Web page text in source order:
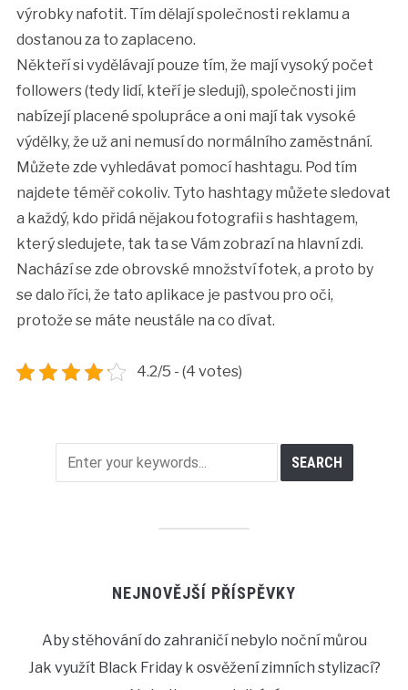
výrobky nafotit. Tím dělají společnosti reklamu a
dostanou za to zaplaceno.
Někteří si vydělávají pouze tím, že mají vysoký počet
followers (tedy lidí, kteří je sledují), společnosti jim
nabízejí placené spolupráce a oni mají tak vysoké
výdělky, že už ani nemusí do normálního zaměstnání.
Můžete zde vyhledávat pomocí hashtagu. Pod tím
najdete téměř cokoliv. Tyto hashtagy můžete sledovat
a každý, kdo přidá nějakou fotografii s hashtagem,
který sledujete, tak ta se Vám zobrazí na hlavní zdi.
Nachází se zde obrovské množství fotek, a proto by
se dalo říci, že tato aplikace je pastvou pro oči,
protože se máte neustále na co dívat.
4.2/5 - (4 votes)
NEJNOVĚJŠÍ PŘÍSPĚVKY
Aby stěhování do zahraničí nebylo noční můrou
Jak využít Black Friday k osvěžení zimních stylizací?